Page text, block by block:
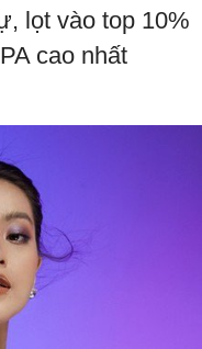
lọt vào top 10%
cao nhất